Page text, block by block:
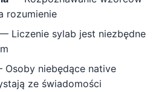
rozumienie
Liczenie sylab jest niezbędne
niebędące native
ze świadomości